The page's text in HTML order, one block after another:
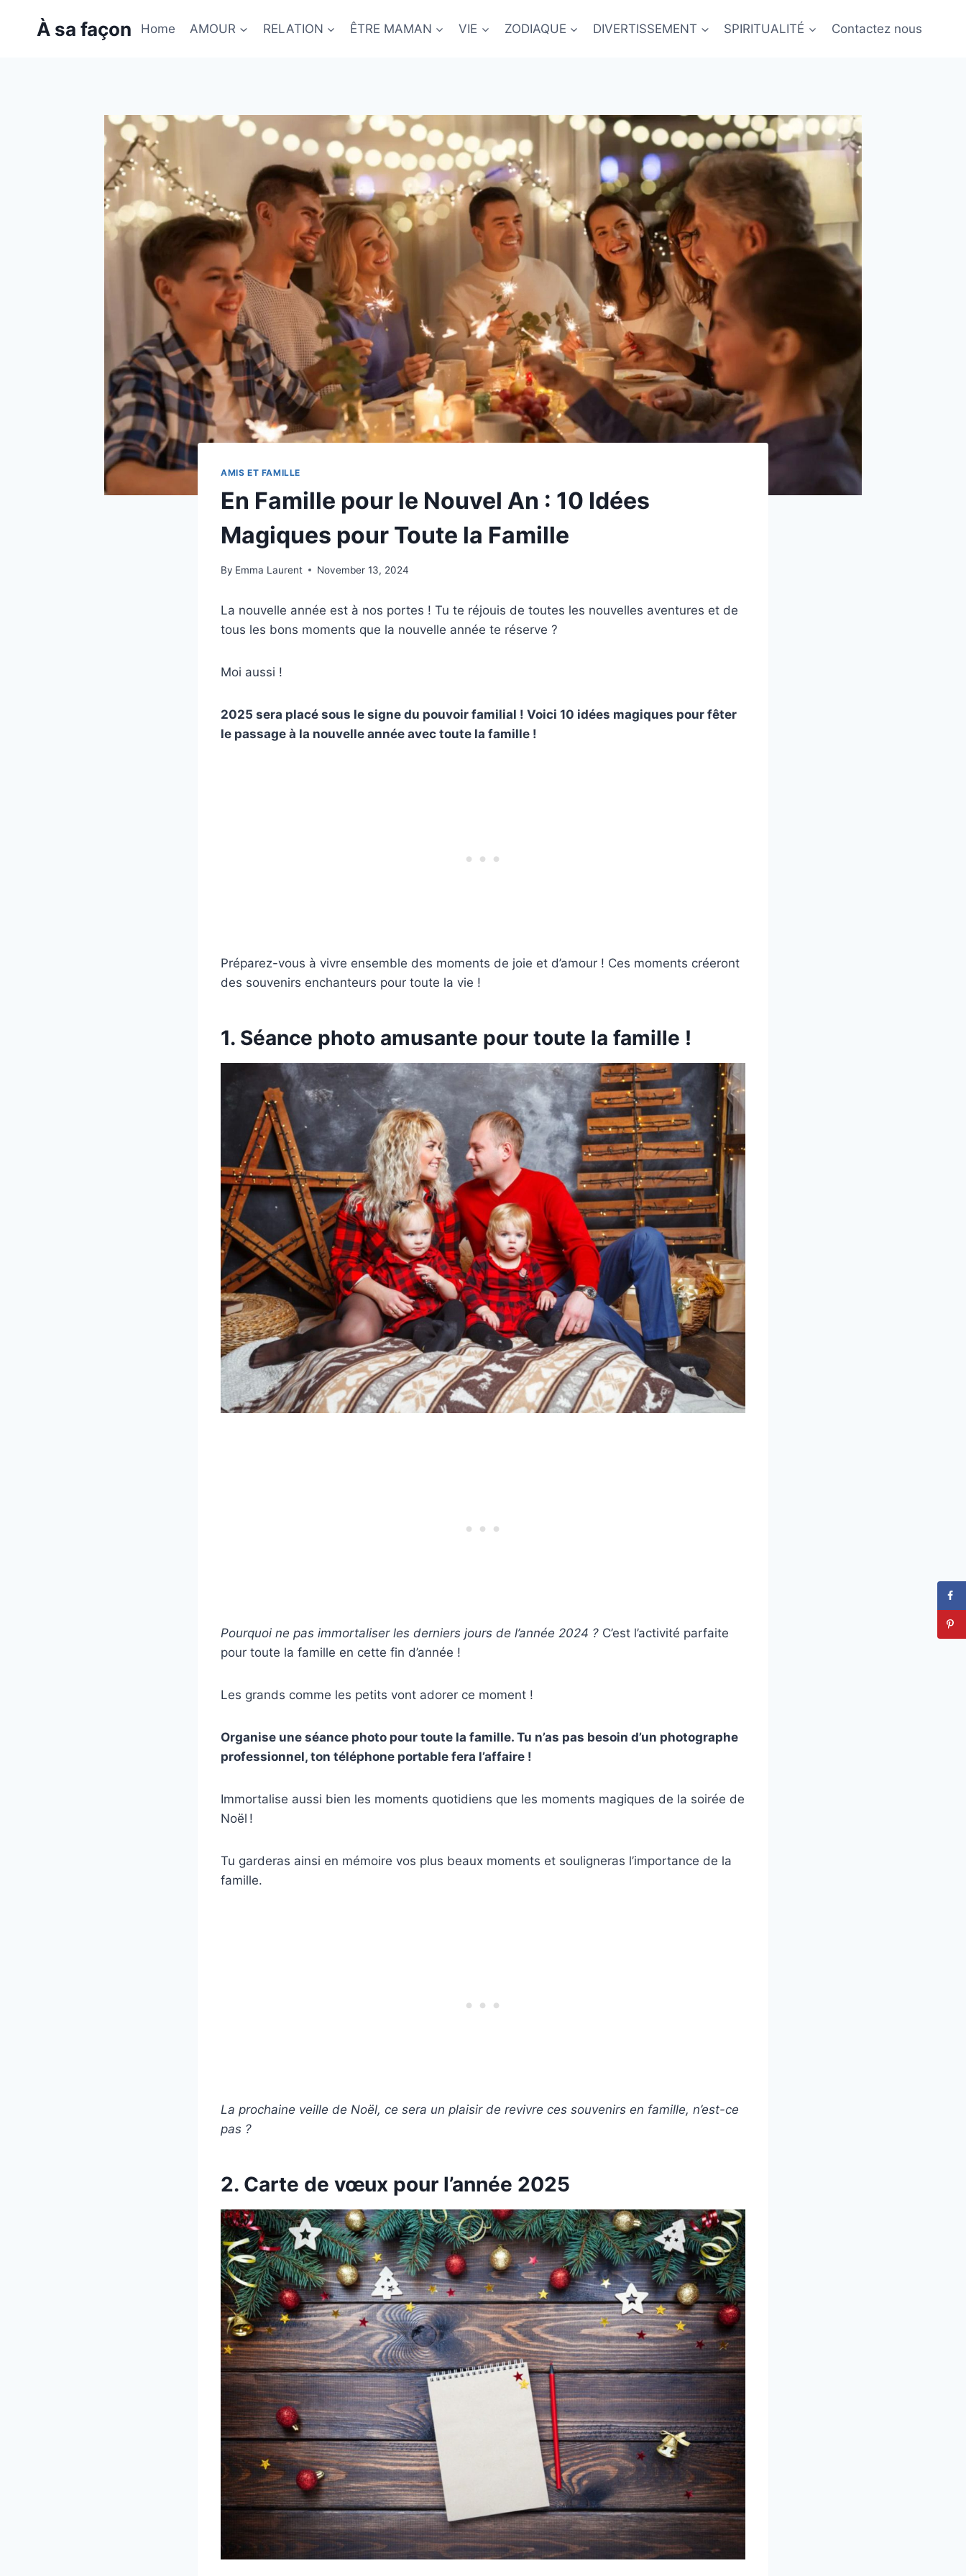
À sa façon Home AMOUR RELATION ÊTRE MAMAN VIE ZODIAQUE DIVERTISSEMENT SPIRITUALITÉ Contactez nous
AMIS ET FAMILLE
En Famille pour le Nouvel An : 10 Idées
Magiques pour Toute la Famille
By Emma Laurent November 13, 2024
La nouvelle année est à nos portes ! Tu te réjouis de toutes les nouvelles aventures et de
tous les bons moments que la nouvelle année te réserve ?
Moi aussi !
2025 sera placé sous le signe du pouvoir familial ! Voici 10 idées magiques pour fêter
le passage à la nouvelle année avec toute la famille !
Préparez-vous à vivre ensemble des moments de joie et d’amour ! Ces moments créeront
des souvenirs enchanteurs pour toute la vie !
1. Séance photo amusante pour toute la famille !
Pourquoi ne pas immortaliser les derniers jours de l’année 2024 ? C’est l’activité parfaite
pour toute la famille en cette fin d’année !
Les grands comme les petits vont adorer ce moment !
Organise une séance photo pour toute la famille. Tu n’as pas besoin d’un photographe
professionnel, ton téléphone portable fera l’affaire !
Immortalise aussi bien les moments quotidiens que les moments magiques de la soirée de
Noël !
Tu garderas ainsi en mémoire vos plus beaux moments et souligneras l’importance de la
famille.
La prochaine veille de Noël, ce sera un plaisir de revivre ces souvenirs en famille, n’est-ce
pas ?
2. Carte de vœux pour l’année 2025